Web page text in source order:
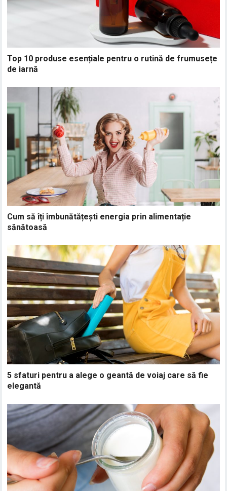
Top 10 produse esențiale pentru o rutină de frumusețe
de iarnă
Cum să îți îmbunătățești energia prin alimentație
sănătoasă
5 sfaturi pentru a alege o geantă de voiaj care să fie
elegantă